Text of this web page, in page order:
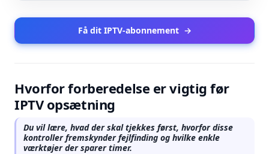
Få dit IPTV-abonnement →
Hvorfor forberedelse er vigtig før
IPTV opsætning
Du vil lære, hvad der skal tjekkes først, hvorfor disse
kontroller fremskynder fejlfinding og hvilke enkle
værktøjer der sparer timer.